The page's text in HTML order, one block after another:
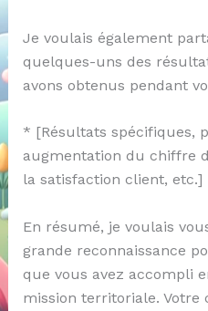
Je voulais également
quelques-uns des
avons obtenus pendant
* [Résultats spécifiques,
augmentation du chiffre
la satisfaction client, etc.]
En résumé, je voulais
grande reconnaissance
que vous avez accompli
mission territoriale.